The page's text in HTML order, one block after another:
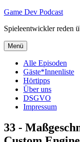
Zum
springen
Game Dev Podcast
Spieleentwickler reden
Menü
Alle Episoden
Gäste*Innenliste
Hörtipps
Über uns
DSGVO
Impressum
33 -